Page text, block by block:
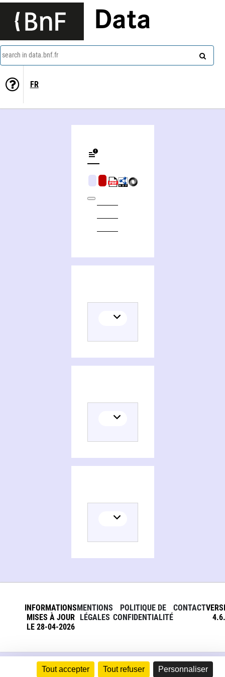
Tout accepter Tout refuser Personnaliser
Data
search in data.bnf.fr
FR
INFORMATIONS
MISES À JOUR
LE 28-04-2026
MENTIONS
LÉGALES
POLITIQUE DE
CONFIDENTIALITÉ
CONTACT